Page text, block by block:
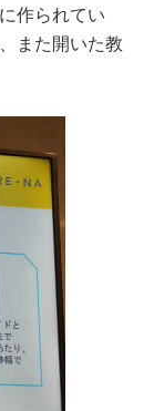
作られてい
また開いた教